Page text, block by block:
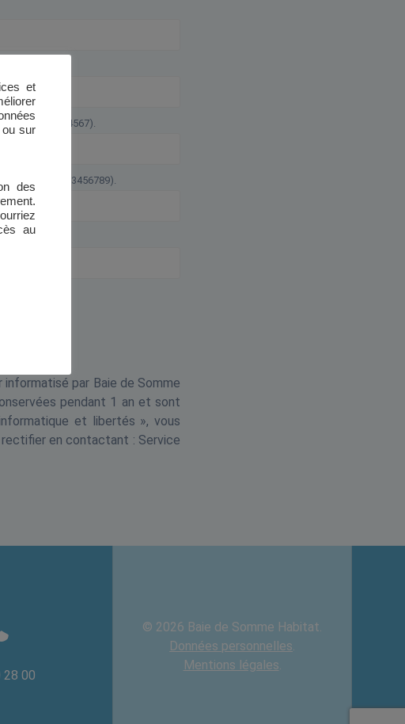
: 01234567).
attendu : 0123456789).
par Baie de Somme
pendant 1 an et sont
et libertés », vous
en contactant : Service
28 00
© 2026 Baie de Somme Habitat.
Données personnelles.
Mentions légales.
et
sur
des
au